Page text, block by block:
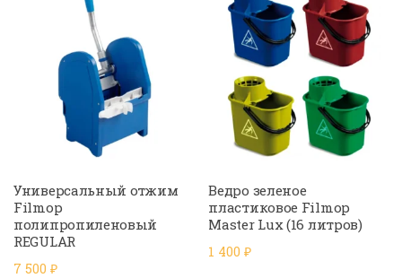
Универсальный отжим
Filmop
полипропиленовый
REGULAR
7 500 ₽
Ведро зеленое
пластиковое Filmop
Master Lux (16 литров)
1 400₽